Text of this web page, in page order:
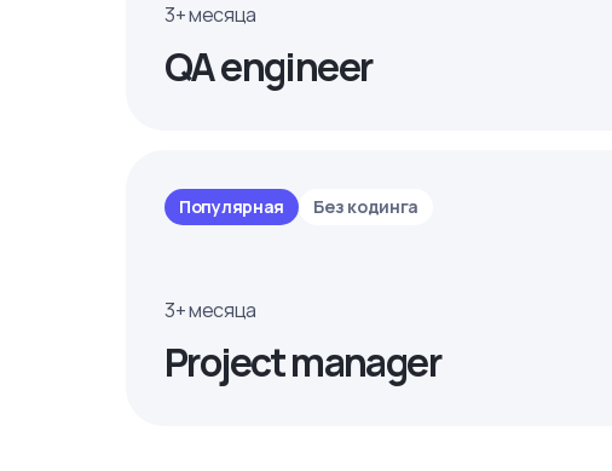
3+ месяца
QA engineer
Популярная Без кодинга
3+ месяца
Project manager